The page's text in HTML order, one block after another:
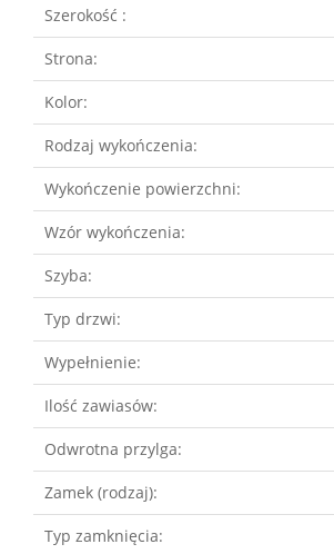
Szerokość :
Strona:
Kolor:
Rodzaj wykończenia:
Wykończenie powierzchni:
Wzór wykończenia:
Szyba:
Typ drzwi:
Wypełnienie:
Ilość zawiasów:
Odwrotna przylga:
Zamek (rodzaj):
Typ zamknięcia: